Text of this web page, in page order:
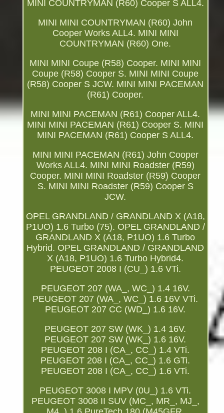
MINI COUNTRYMAN (R60) Cooper S ALL4.
MINI MINI COUNTRYMAN (R60) John
Cooper Works ALL4. MINI MINI
COUNTRYMAN (R60) One.
MINI MINI Coupe (R58) Cooper. MINI MINI
Coupe (R58) Cooper S. MINI MINI Coupe
(R58) Cooper S JCW. MINI MINI PACEMAN
(R61) Cooper.
MINI MINI PACEMAN (R61) Cooper ALL4.
MINI MINI PACEMAN (R61) Cooper S. MINI
MINI PACEMAN (R61) Cooper S ALL4.
MINI MINI PACEMAN (R61) John Cooper
Works ALL4. MINI MINI Roadster (R59)
Cooper. MINI MINI Roadster (R59) Cooper
S. MINI MINI Roadster (R59) Cooper S
JCW.
OPEL GRANDLAND / GRANDLAND X (A18,
P1UO) 1.6 Turbo (75). OPEL GRANDLAND /
GRANDLAND X (A18, P1UO) 1.6 Turbo
Hybrid. OPEL GRANDLAND / GRANDLAND
X (A18, P1UO) 1.6 Turbo Hybrid4.
PEUGEOT 2008 I (CU_) 1.6 VTi.
PEUGEOT 207 (WA_, WC_) 1.4 16V.
PEUGEOT 207 (WA_, WC_) 1.6 16V VTi.
PEUGEOT 207 CC (WD_) 1.6 16V.
PEUGEOT 207 SW (WK_) 1.4 16V.
PEUGEOT 207 SW (WK_) 1.6 16V.
PEUGEOT 208 I (CA_, CC_) 1.4 VTi.
PEUGEOT 208 I (CA_, CC_) 1.6 GTi.
PEUGEOT 208 I (CA_, CC_) 1.6 VTi.
PEUGEOT 3008 I MPV (0U_) 1.6 VTi.
PEUGEOT 3008 II SUV (MC_, MR_, MJ_,